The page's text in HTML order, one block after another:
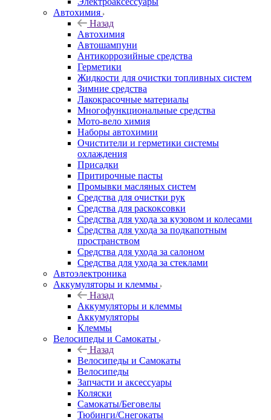
Автохимия
Назад
Автохимия
Автошампуни
Антикоррозийные средства
Герметики
Жидкости для очистки топливных систем
Зимние средства
Лакокрасочные материалы
Многофункциональные средства
Мото-вело химия
Наборы автохимии
Очистители и герметики системы
охлаждения
Присадки
Притирочные пасты
Промывки масляных систем
Средства для очистки рук
Средства для раскоксовки
Средства для ухода за кузовом и колесами
Средства для ухода за подкапотным
пространством
Средства для ухода за салоном
Средства для ухода за стеклами
Автоэлектроника
Аккумуляторы и клеммы
Назад
Аккумуляторы и клеммы
Аккумуляторы
Клеммы
Велосипеды и Самокаты
Назад
Велосипеды и Самокаты
Велосипеды
Запчасти и аксессуары
Коляски
Самокаты/Беговелы
Тюбинги/Снегокаты